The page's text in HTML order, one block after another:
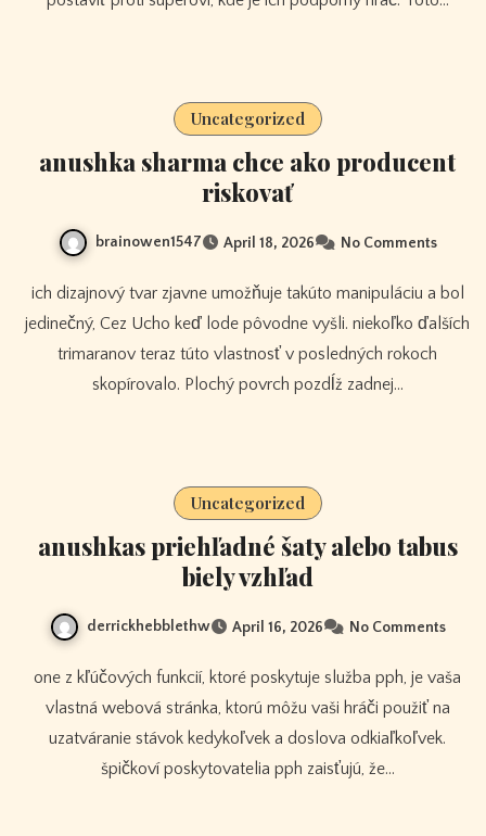
Uncategorized
anushka sharma chce ako producent
riskovať
brainowen1547 April 18, 2026 No Comments
ich dizajnový tvar zjavne umožňuje takúto manipuláciu a bol
jedinečný, Cez Ucho keď lode pôvodne vyšli. niekoľko ďalších
trimaranov teraz túto vlastnosť v posledných rokoch
skopírovalo. Plochý povrch pozdĺž zadnej…
Uncategorized
anushkas priehľadné šaty alebo tabus
biely vzhľad
derrickhebblethw April 16, 2026 No Comments
one z kľúčových funkcií, ktoré poskytuje služba pph, je vaša
vlastná webová stránka, ktorú môžu vaši hráči použiť na
uzatváranie stávok kedykoľvek a doslova odkiaľkoľvek.
špičkoví poskytovatelia pph zaisťujú, že…